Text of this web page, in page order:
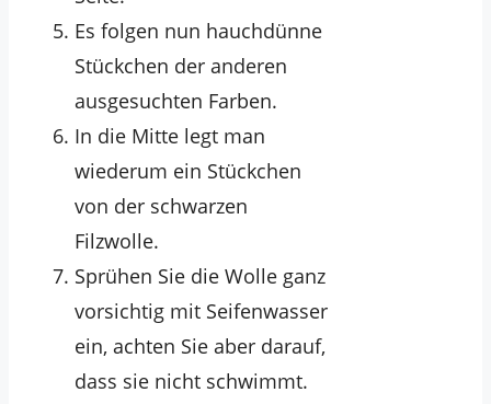
Es folgen nun hauchdünne
Stückchen der anderen
ausgesuchten Farben.
In die Mitte legt man
wiederum ein Stückchen
von der schwarzen
Filzwolle.
Sprühen Sie die Wolle ganz
vorsichtig mit Seifenwasser
ein, achten Sie aber darauf,
dass sie nicht schwimmt.